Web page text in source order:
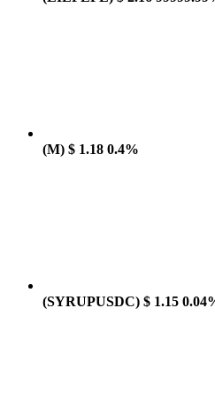
(M) $ 1.18 0.4%
(SYRUPUSDC) $ 1.15